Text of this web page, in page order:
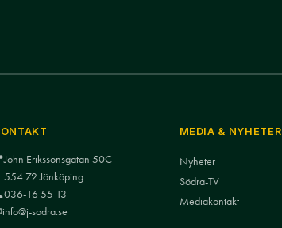
John Erikssonsgatan 50C
554 72 Jönköping
036-16 55 13
info@j-sodra.se
MEDIA & NYHETER
Nyheter
Södra-TV
Mediakontakt